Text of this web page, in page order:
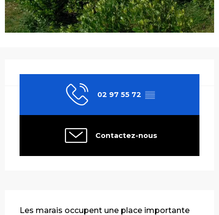
02 97 55 72 ▒▒
Contactez-nous
Les marais occupent une place importante